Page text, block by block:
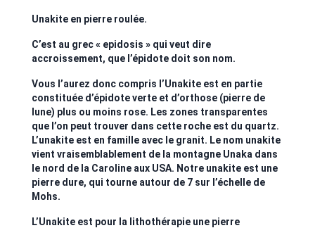
Unakite en pierre roulée.
C’est au grec « epidosis » qui veut dire
accroissement, que l’épidote doit son nom.
Vous l’aurez donc compris l’Unakite est en partie
constituée d’épidote verte et d’orthose (pierre de
lune) plus ou moins rose. Les zones transparentes
que l’on peut trouver dans cette roche est du quartz.
L’unakite est en famille avec le granit. Le nom unakite
vient vraisemblablement de la montagne Unaka dans
le nord de la Caroline aux USA. Notre unakite est une
pierre dure, qui tourne autour de 7 sur l’échelle de
Mohs.
L’Unakite est pour la lithothérapie une pierre